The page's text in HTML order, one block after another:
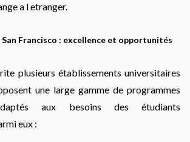
a l etranger.
Francisco : excellence et opportunités
plusieurs établissements universitaires
une large gamme de programmes
aux besoins des étudiants
eux :